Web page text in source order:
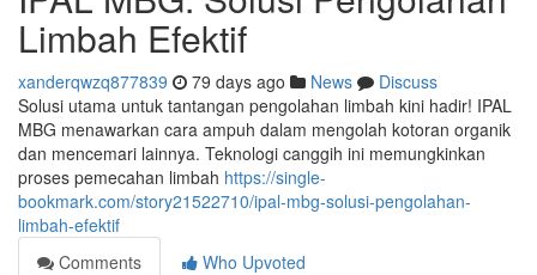
Limbah Efektif
xanderqwzq877839 79 days ago News
Discuss
Solusi utama untuk tantangan pengolahan limbah kini hadir! IPAL
MBG menawarkan cara ampuh dalam mengolah kotoran organik
dan mencemari lainnya. Teknologi canggih ini memungkinkan
proses pemecahan limbah https://single-
bookmark.com/story21522710/ipal-mbg-solusi-pengolahan-
limbah-efektif
Comments
Who Upvoted